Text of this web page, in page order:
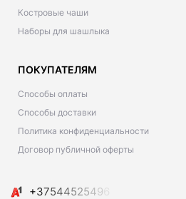
Костровые чаши
Наборы для шашлыка
ПОКУПАТЕЛЯМ
Способы оплаты
Способы доставки
Политика конфиденциальности
Договор публичной оферты
+3754452549